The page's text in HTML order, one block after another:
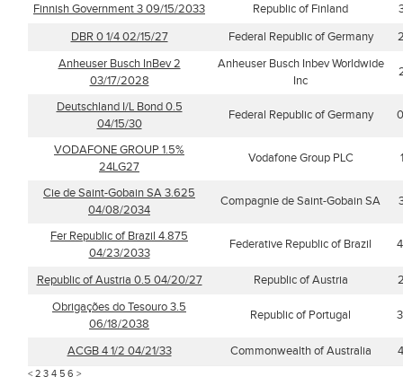
Finnish Government 3 09/15/2033
Republic of Finland
DBR 0 1/4 02/15/27
Federal Republic of Germany
Anheuser Busch InBev 2
03/17/2028
Anheuser Busch Inbev Worldwide
Inc
Deutschland I/L Bond 0.5
04/15/30
Federal Republic of Germany
VODAFONE GROUP 1.5%
24LG27
Vodafone Group PLC
Cie de Saint-Gobain SA 3.625
04/08/2034
Compagnie de Saint-Gobain SA
Fer Republic of Brazil 4.875
04/23/2033
Federative Republic of Brazil
Republic of Austria 0.5 04/20/27 Republic of Austria
Obrigações do Tesouro 3.5
06/18/2038
Republic of Portugal
ACGB 4 1/2 04/21/33 Commonwealth of Australia
< 2 3 4 5 6 >